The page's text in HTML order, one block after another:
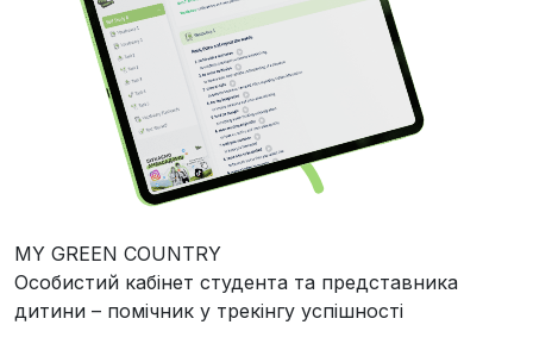
MY GREEN COUNTRY
Особистий кабінет студента та представника
дитини – помічник у трекінгу успішності